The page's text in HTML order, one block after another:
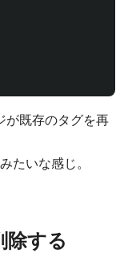
が既存のタグを再
たいな感じ。
除する